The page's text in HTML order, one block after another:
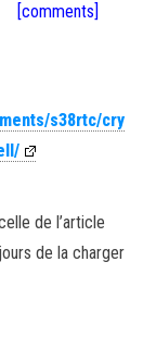
[comments]
s38rtc/cry
de l’article
de la charger